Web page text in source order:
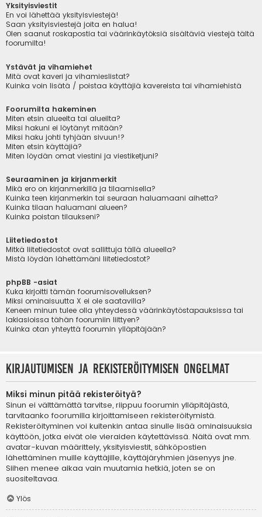
Yksityisviestit
En voi lähettää yksityisviestejä!
Saan yksityisviestejä joita en halua!
Olen saanut roskapostia tai väärinkäytöksiä sisältäviä viestejä tältä
foorumilta!
Ystävät ja vihamiehet
Mitä ovat kaveri ja vihamieslistat?
Kuinka voin lisätä / poistaa käyttäjiä kavereista tai vihamiehistä
Foorumilta hakeminen
Miten etsin alueelta tai alueilta?
Miksi hakuni ei löytänyt mitään?
Miksi haku johti tyhjään sivuun!?
Miten etsin käyttäjiä?
Miten löydän omat viestini ja viestiketjuni?
Seuraaminen ja kirjanmerkit
Mikä ero on kirjanmerkillä ja tilaamisella?
Kuinka teen kirjanmerkin tai seuraan haluamaani aihetta?
Kuinka tilaan haluamani alueen?
Kuinka poistan tilaukseni?
Liitetiedostot
Mitkä liitetiedostot ovat sallittuja tällä alueella?
Mistä löydän lähettämäni liitetiedostot?
phpBB -asiat
Kuka kirjoitti tämän foorumisovelluksen?
Miksi ominaisuutta X ei ole saatavilla?
Keneen minun tulee olla yhteydessä väärinkäytöstapauksissa tai
lakiasioissa tähän foorumiin liittyen?
Kuinka otan yhteyttä foorumin ylläpitäjään?
Kirjautumisen ja rekisteröitymisen ongelmat
Miksi minun pitää rekisteröityä?
Sinun ei välttämättä tarvitse, riippuu foorumin ylläpitäjästä,
tarvitaanko foorumilla kirjoittamiseen rekisteröitymistä.
Rekisteröityminen voi kuitenkin antaa sinulle lisää ominaisuuksia
käyttöön, jotka eivät ole vieraiden käytettävissä. Näitä ovat mm.
avatar-kuvan määrittely, yksityisviestit, sähköpostien
lähettäminen muille käyttäjille, käyttäjäryhmien jäsenyys jne.
Siihen menee aikaa vain muutamia hetkiä, joten se on
suositeltavaa.
Ylös